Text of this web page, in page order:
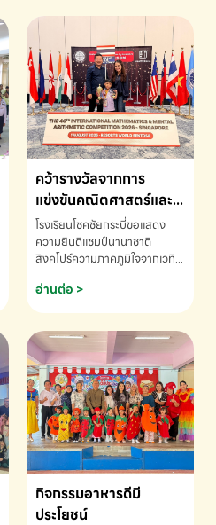
คว้ารางวัลจากการ
แข่งขันคณิตศาสตร์และ
คณิตคิดเร็วนานาชาติ
ครั้งที่ 46 ประจำปี 2569
ณ ประเทศสิงคโปร์
โรงเรียนโชคชัยกระบี่ขอแสดง
ความยินดีแชมป์นานาชาติ
สิงคโปร์ความภาคภูมิใจจากเวที
ด.ช.พัทธนันท์ พรหมพันธ์ ชั้น
อนุบาล EP K3 โรงเรียนโชคชัย
แข่งขันคณิตศาสตร์และคณิตคิด
เร็วนานาชาติ ครั้งที่ 46 ประจำปี
2569 ณ ประเทศสิงคโปร์
INTERNATIONAL
MATHEMATICS AND
MENTAL ARITHMETIC
COMPETITION 2026 - ถ้วย
รางวัลรองชนะเลิศอันดับที่ 2
Mental Arithmetic
Competition K2 - ถ้วยรางวัล
รองชนะเลิศอันดับที่ 2 Mental
อ่านต่อ >
กิจกรรมอาหารดีมี
ประโยชน์